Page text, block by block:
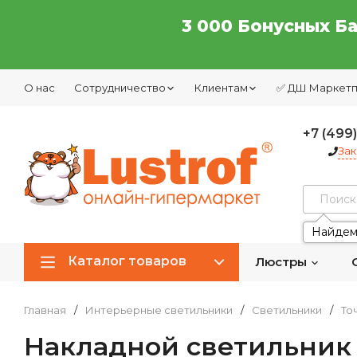
3 000 Бонусных
О нас Сотрудничество Клиентам ✅ ДШ
+7
Каталог товаров Люстры
Главная / Интерьерные светильники / Светильники /
Накладной светильник